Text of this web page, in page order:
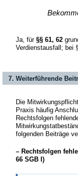
Ja, für §§ 61, 62
Verdienstausfall; bei
7. Weiterführende
Die
Praxis häufig
Rechtsfolgen
folgenden Beiträge
– Rechtsfolgen
66 SGB I)